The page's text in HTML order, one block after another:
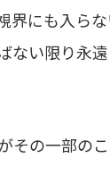
界にも入ら
ない限り永
その一部の